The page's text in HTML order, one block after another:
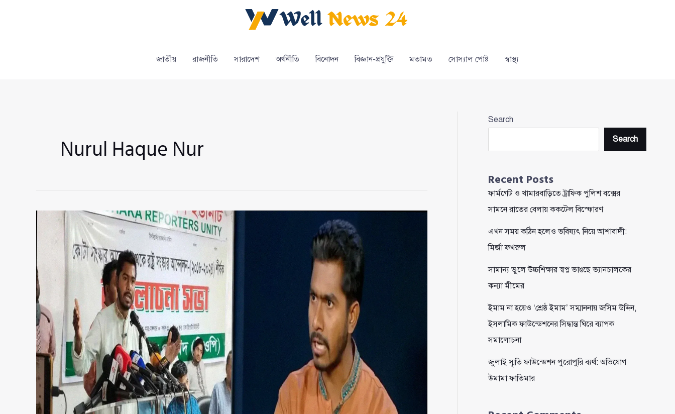
জাতীয় রাজনীতি সারাদেশ অর্থনীতি বিনোদন বিজ্ঞান-প্রযুক্তি মতামত সোস্যাল পোষ্ট স্বাস্থ্য
Nurul Haque Nur
Search
Search
Recent Posts
ফার্মগেট ও খামারবাড়িতে ট্রাফিক পুলিশ বক্সের
সামনে রাতের বেলায় ককটেল বিস্ফোরণ
এখন সময় কঠিন হলেও ভবিষ্যৎ নিয়ে আশাবাদী:
মির্জা ফখরুল
সামান্য ভুলে উচ্চশিক্ষার স্বপ্ন ভাঙছে ভ্যানচালকের
কন্যা মীমের
ইমাম না হয়েও ‘শ্রেষ্ঠ ইমাম’ সম্মাননায় জসিম উদ্দিন,
ইসলামিক ফাউন্ডেশনের সিদ্ধান্ত ঘিরে ব্যাপক
সমালোচনা
জুলাই স্মৃতি ফাউন্ডেশন পুরোপুরি ব্যর্থ: অভিযোগ
উমামা ফাতিমার